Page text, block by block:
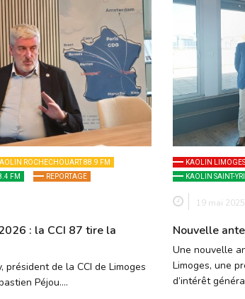
ROCHECHOUART 88.9 FM
FM
REPORTAGE
: la CCI 87 tire la
président de la CCI de Limoges
Péjou….
KAOLIN
KAOLIN SAINT-
19 mai 2025
Nouvelle
Une nouvelle
Limoges, une
d’intérêt